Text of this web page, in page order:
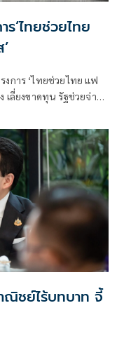
‘ไทยช่วยไทย
การ ‘ไทยช่วยไทย แฟ
เลี่ยงขาดทุน รัฐช่วยจ่าย
ณิชย์ไร้บทบาท จี้